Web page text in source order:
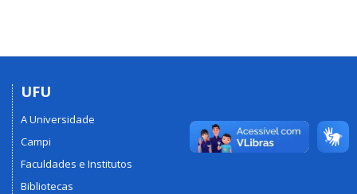
UFU
A Universidade
Campi
Faculdades e Institutos
Bibliotecas